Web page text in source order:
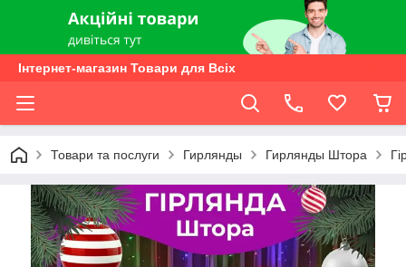
Інтернет-магазин Товари для Всіх
Товари та послуги Гирлянды Гирлянды Штора